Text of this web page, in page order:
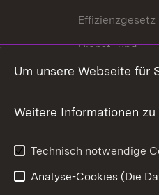
Effizienzgesetz
Dienst- und
Weitere
Um unsere Webseite für
Weitere Informationen
Technisch notwendige
Analyse-Cookies (Die